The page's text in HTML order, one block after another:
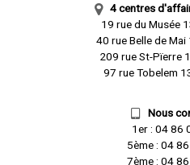
4 centres
19 rue du Musée
40 rue Belle de
209 rue St-Pïerre
97 rue Tobelem
Nous
1er :04 86
5ème : 04
7ème : 04